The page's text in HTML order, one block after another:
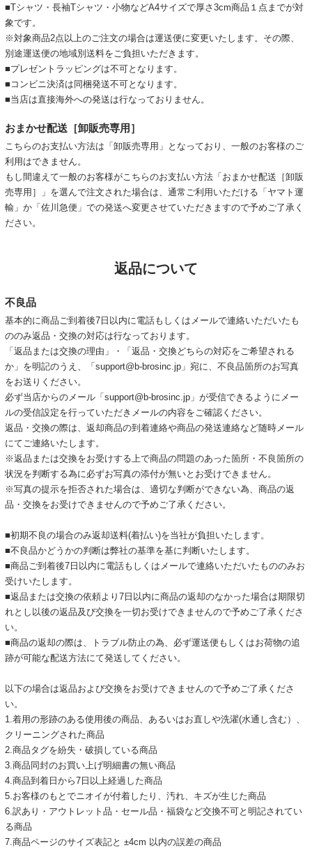
■Tシャツ・長袖Tシャツ・小物などA4サイズで厚さ3cm商品１点までが対
象です。
※対象商品2点以上のご注文の場合は運送便に変更いたします。その際、
別途運送便の地域別送料をご負担いただきます。
■プレゼントラッピングは不可となります。
■コンビニ決済は同梱発送不可となります。
■当店は直接海外への発送は行なっておりません。
おまかせ配送［卸販売専用］
こちらのお支払い方法は「卸販売専用」となっており、一般のお客様のご
利用はできません。
もし間違えて一般のお客様がこちらのお支払い方法「おまかせ配送［卸販
売専用］」を選んで注文された場合は、通常ご利用いただける「ヤマト運
輸」か「佐川急便」での発送へ変更させていただきますので予めご了承く
ださい。
返品について
不良品
基本的に商品ご到着後7日以内に電話もしくはメールで連絡いただいたも
ののみ返品・交換の対応は行なっております。
「返品または交換の理由」・「返品・交換どちらの対応をご希望される
か」を明記のうえ、「support@b-brosinc.jp」宛に、不良品箇所のお写真
をお送りください。
必ず当店からのメール「support@b-brosinc.jp」が受信できるようにメー
ルの受信設定を行っていただきメールの内容をご確認ください。
返品・交換の際は、返却商品の到着連絡や商品の発送連絡など随時メール
にてご連絡いたします。
※返品または交換をお受けする上で商品の問題のあった箇所・不良箇所の
状況を判断する為に必ずお写真の添付が無いとお受けできません。
※写真の提示を拒否された場合は、適切な判断ができない為、商品の返
品・交換をお受けできませんので予めご了承ください。
■初期不良の場合のみ返却送料(着払い)を当社が負担いたします。
■不良品かどうかの判断は弊社の基準を基に判断いたします。
■商品ご到着後7日以内に電話もしくはメールで連絡いただいたもののみお
受けいたします。
■返品または交換の依頼より7日以内に商品の返却のなかった場合は期限切
れとし以後の返品及び交換を一切お受けできませんので予めご了承くださ
い。
■商品の返却の際は、トラブル防止の為、必ず運送便もしくはお荷物の追
跡が可能な配送方法にて発送してください。
以下の場合は返品および交換をお受けできませんので予めご了承くださ
い。
1.着用の形跡のある使用後の商品、あるいはお直しや洗濯(水通し含む）、
クリーニングされた商品
2.商品タグを紛失・破損している商品
3.商品同封のお買い上げ明細書の無い商品
4.商品到着日から7日以上経過した商品
5.お客様のもとでニオイが付着したり、汚れ、キズが生じた商品
6.訳あり・アウトレット品・セール品・福袋など交換不可と明記されてい
る商品
7.商品ページのサイズ表記と ±4cm 以内の誤差の商品